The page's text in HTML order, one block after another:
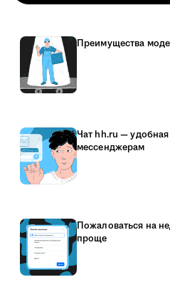
Преимущества
Чат hh.ru — удобная
мессенджерам
Пожаловаться на
проще